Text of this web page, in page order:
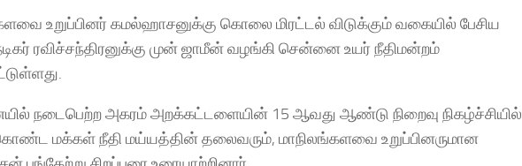
உறுப்பினர் கமல்ஹாசனுக்கு கொலை மிரட்டல் விடுக்கும் வகையில் பேசிய
ரவிச்சந்திரனுக்கு முன் ஜாமீன் வழங்கி சென்னை உயர் நீதிமன்றம்
நடைபெற்ற அகரம் அறக்கட்டளையின் 15 ஆவது ஆண்டு நிறைவு நிகழ்ச்சியில்
மக்கள் நீதி மய்யத்தின் தலைவரும், மாநிலங்களவை உறுப்பினருமான